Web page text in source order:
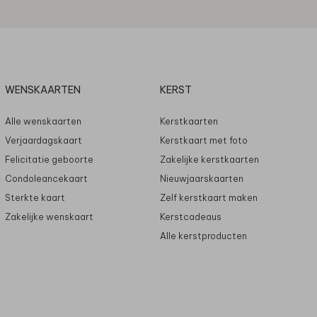
WENSKAARTEN
Alle wenskaarten
Verjaardagskaart
Felicitatie geboorte
Condoleancekaart
Sterkte kaart
Zakelijke wenskaart
KERST
Kerstkaarten
Kerstkaart met foto
Zakelijke kerstkaarten
Nieuwjaarskaarten
Zelf kerstkaart maken
Kerstcadeaus
Alle kerstproducten